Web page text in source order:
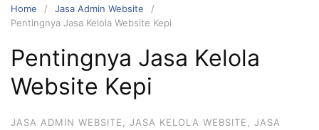
Home
Jasa Admin Website
Pentingnya Jasa Kelola Website Kepi
Pentingnya Jasa Kelola
Website Kepi
JASA ADMIN WEBSITE, JASA KELOLA WEBSITE, JASA